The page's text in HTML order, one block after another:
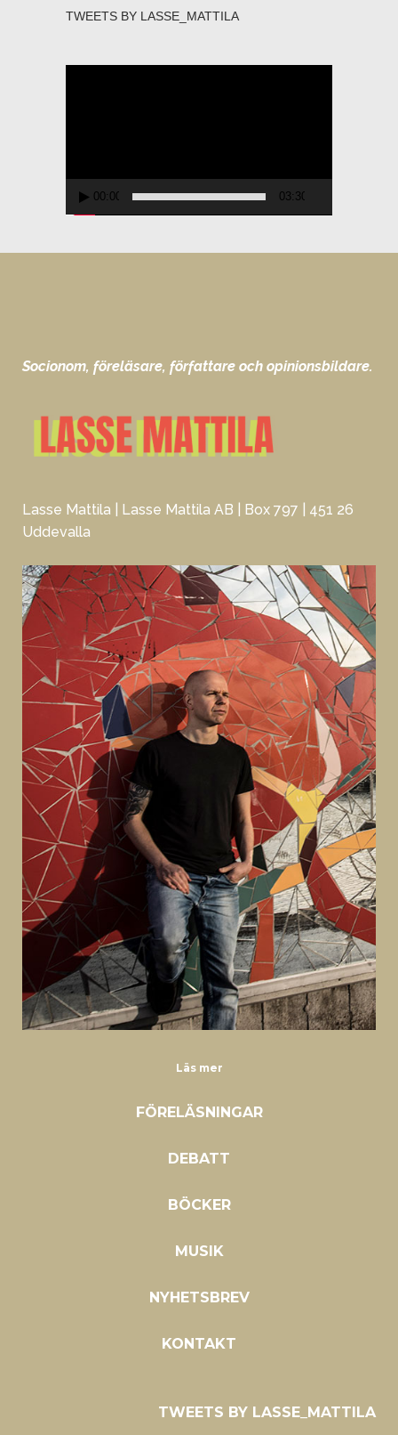
TWEETS BY LASSE_MATTILA
00:00 03:30
Socionom, föreläsare, författare och opinionsbildare.
Lasse Mattila | Lasse Mattila AB | Box 797 | 451 26
Uddevalla
Läs mer
FÖRELÄSNINGAR
DEBATT
BÖCKER
MUSIK
NYHETSBREV
KONTAKT
TWEETS BY LASSE_MATTILA